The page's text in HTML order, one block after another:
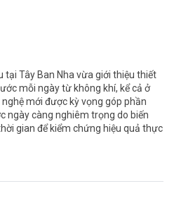
tại Tây Ban Nha vừa giới thiệu thiết
mỗi ngày từ không khí, kể cả ở
mới được kỳ vọng góp phần
ngày càng nghiêm trọng do biến
gian để kiểm chứng hiệu quả thực